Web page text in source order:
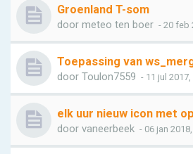
Groenland T-som
door meteo ten boer - 20 feb
Toepassing van
door Toulon7559 - 11 jul 2017,
elk uur nieuw icon met
door vaneerbeek - 06 jan